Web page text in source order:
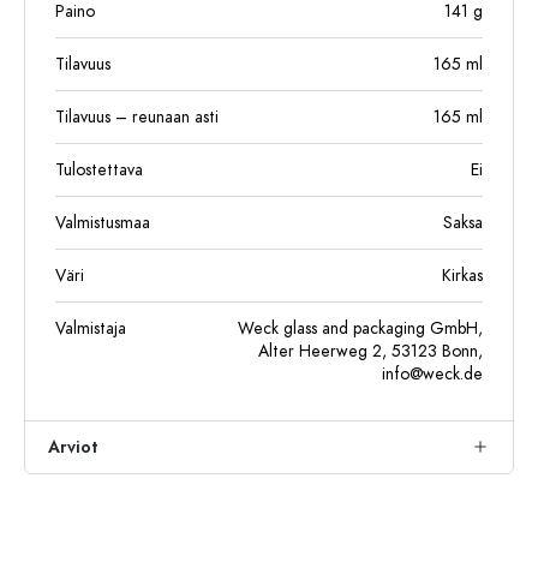
Paino 141 g
Tilavuus 165 ml
Tilavuus – reunaan asti 165 ml
Tulostettava Ei
Valmistusmaa Saksa
Väri Kirkas
Valmistaja
Weck glass and packaging GmbH,
Alter Heerweg 2, 53123 Bonn,
info@weck.de
Arviot